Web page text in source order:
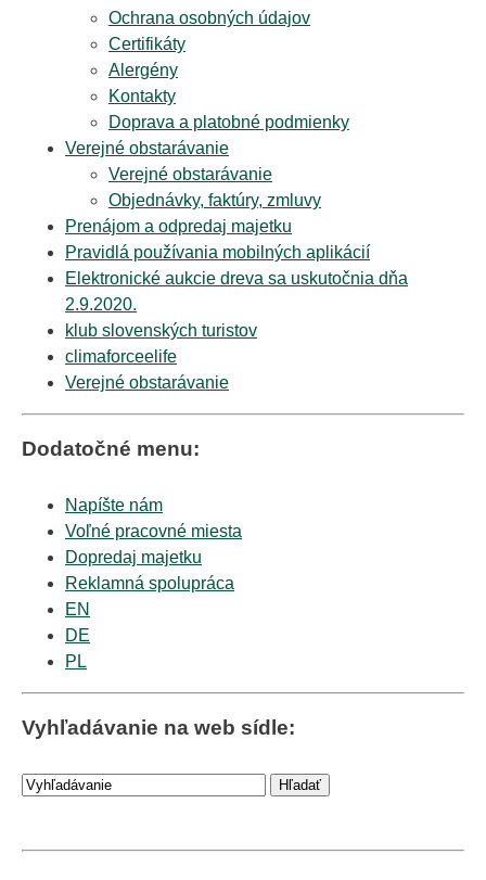
Ochrana osobných údajov
Certifikáty
Alergény
Kontakty
Doprava a platobné podmienky
Verejné obstarávanie
Verejné obstarávanie
Objednávky, faktúry, zmluvy
Prenájom a odpredaj majetku
Pravidlá používania mobilných aplikácií
Elektronické aukcie dreva sa uskutočnia dňa
2.9.2020.
klub slovenských turistov
climaforceelife
Verejné obstarávanie
Dodatočné menu:
Napíšte nám
Voľné pracovné miesta
Dopredaj majetku
Reklamná spolupráca
EN
DE
PL
Vyhľadávanie na web sídle: